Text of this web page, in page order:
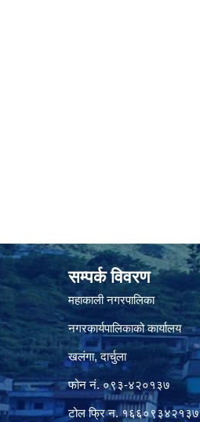
सम्पर्क विवरण
महाकाली नगरपालिका
नगरकार्यपालिकाको कार्यालय
खलंगा, दार्चुला
फोन नं. ०९३-४२०१३७
टोल फ्रि न. १६६०९३४२१३७